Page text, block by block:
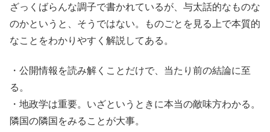
ざっくばらんな調子で書かれているが、与太話的なものな
のかというと、そうではない。ものごとを見る上で本質的
なことをわかりやすく解説してある。
・公開情報を読み解くことだけで、当たり前の結論に至
る。
・地政学は重要。いざというときに本当の敵味方わかる。
隣国の隣国をみることが大事。